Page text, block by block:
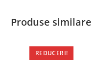
Produse similare
REDUCERI!